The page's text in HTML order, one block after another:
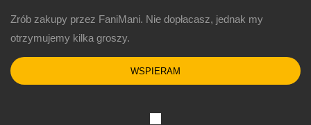
Zrób zakupy przez FaniMani. Nie dopłacasz, jednak my
otrzymujemy kilka groszy.
WSPIERAM